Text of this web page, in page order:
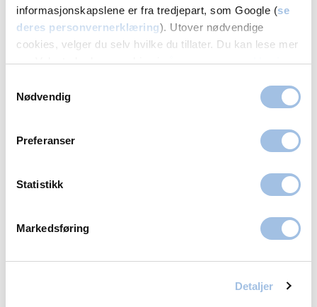
informasjonskapslene er fra tredjepart, som Google (se
deres personvernerklæring). Utover nødvendige
cookies, velger du selv hvilke du tillater. Du kan lese mer
om Volvats bruk av cookies ivår personvernerklæring.
Nødvendig
Preferanser
Statistikk
Markedsføring
Detaljer
Samtykk til YouTube
Volvat Tromsø